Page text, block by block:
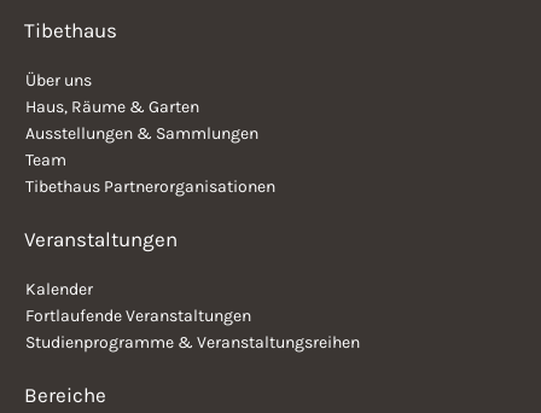
Tibethaus
Über uns
Haus, Räume & Garten
Ausstellungen & Sammlungen
Team
Tibethaus Partnerorganisationen
Veranstaltungen
Kalender
Fortlaufende Veranstaltungen
Studienprogramme & Veranstaltungsreihen
Bereiche